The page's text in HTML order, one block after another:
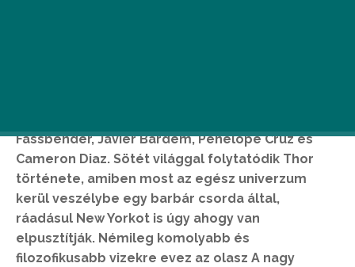
Fassbender, Javier Bardem, Penelope Cruz és
Cameron Diaz. Sötét világgal folytatódik Thor
története, amiben most az egész univerzum
kerül veszélybe egy barbár csorda által,
ráadásul New Yorkot is úgy ahogy van
elpusztítják. Némileg komolyabb és
filozofikusabb vizekre evez az olasz A nagy